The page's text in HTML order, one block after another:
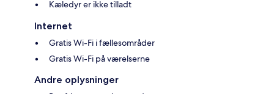
Kæledyr er ikke tilladt
Internet
Gratis Wi-Fi i fællesområder
Gratis Wi-Fi på værelserne
Andre oplysninger